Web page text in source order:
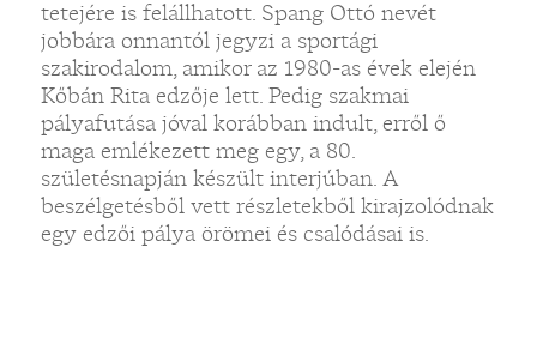
tetejére is felállhatott. Spang Ottó nevét
jobbára onnantól jegyzi a sportági
szakirodalom, amikor az 1980-as évek elején
Kőbán Rita edzője lett. Pedig szakmai
pályafutása jóval korábban indult, erről ő
maga emlékezett meg egy, a 80.
születésnapján készült interjúban. A
beszélgetésből vett részletekből kirajzolódnak
egy edzői pálya örömei és csalódásai is.